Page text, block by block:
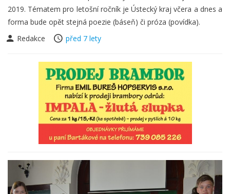
2019. Tématem pro letošní ročník je Ústecký kraj včera a dnes a
forma bude opět stejná poezie (báseň) či próza (povídka).
Redakce
před 7 lety